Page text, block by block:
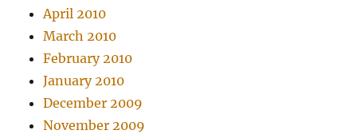
April 2010
March 2010
February 2010
January 2010
December 2009
November 2009